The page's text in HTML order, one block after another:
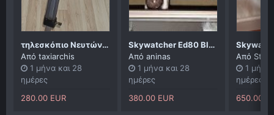
τηλεσκόπιο Νευτώνειο κατοπτρικό Sky-Watcher -130.
Από taxiarchis
1 μήνα και 28
ημέρες
280.00 EUR
Skywatcher Ed80 Black diamond With Reducer,filter wheel and off axis guider.
Από aninas
1 μήνα και 28
ημέρες
380.00 EUR
Από
1 μήνα
ημέρες
650.00